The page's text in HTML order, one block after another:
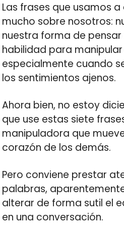
Las frases que usamos
mucho sobre nosotros:
nuestra forma de pensar
habilidad para
especialmente cuando
los sentimientos ajenos.
Ahora bien, no estoy
que use estas siete
manipuladora que
corazón de los demás.
Pero conviene prestar
palabras,
alterar de forma sutil el
en una conversación.